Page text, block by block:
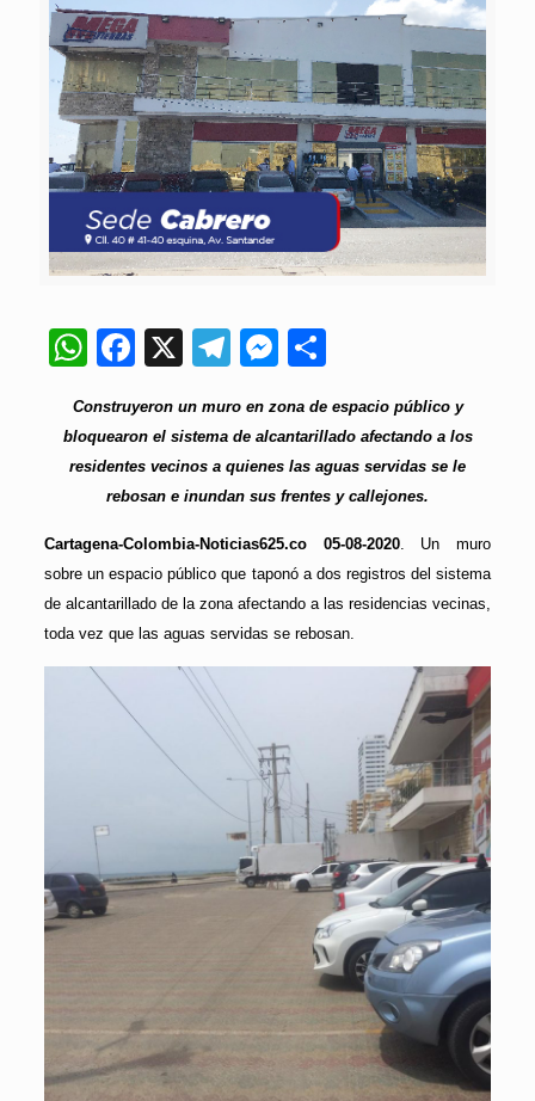
WhatsApp
Facebook
X Telegram
Messenger
Construyeron un muro en zona de espacio público y
bloquearon el sistema de alcantarillado afectando a los
residentes vecinos a quienes las aguas servidas se le
rebosan e inundan sus frentes y callejones.
Cartagena-Colombia-Noticias625.co 05-08-2020. Un muro
sobre un espacio público que taponó a dos registros del sistema
de alcantarillado de la zona afectando a las residencias vecinas,
toda vez que las aguas servidas se rebosan.